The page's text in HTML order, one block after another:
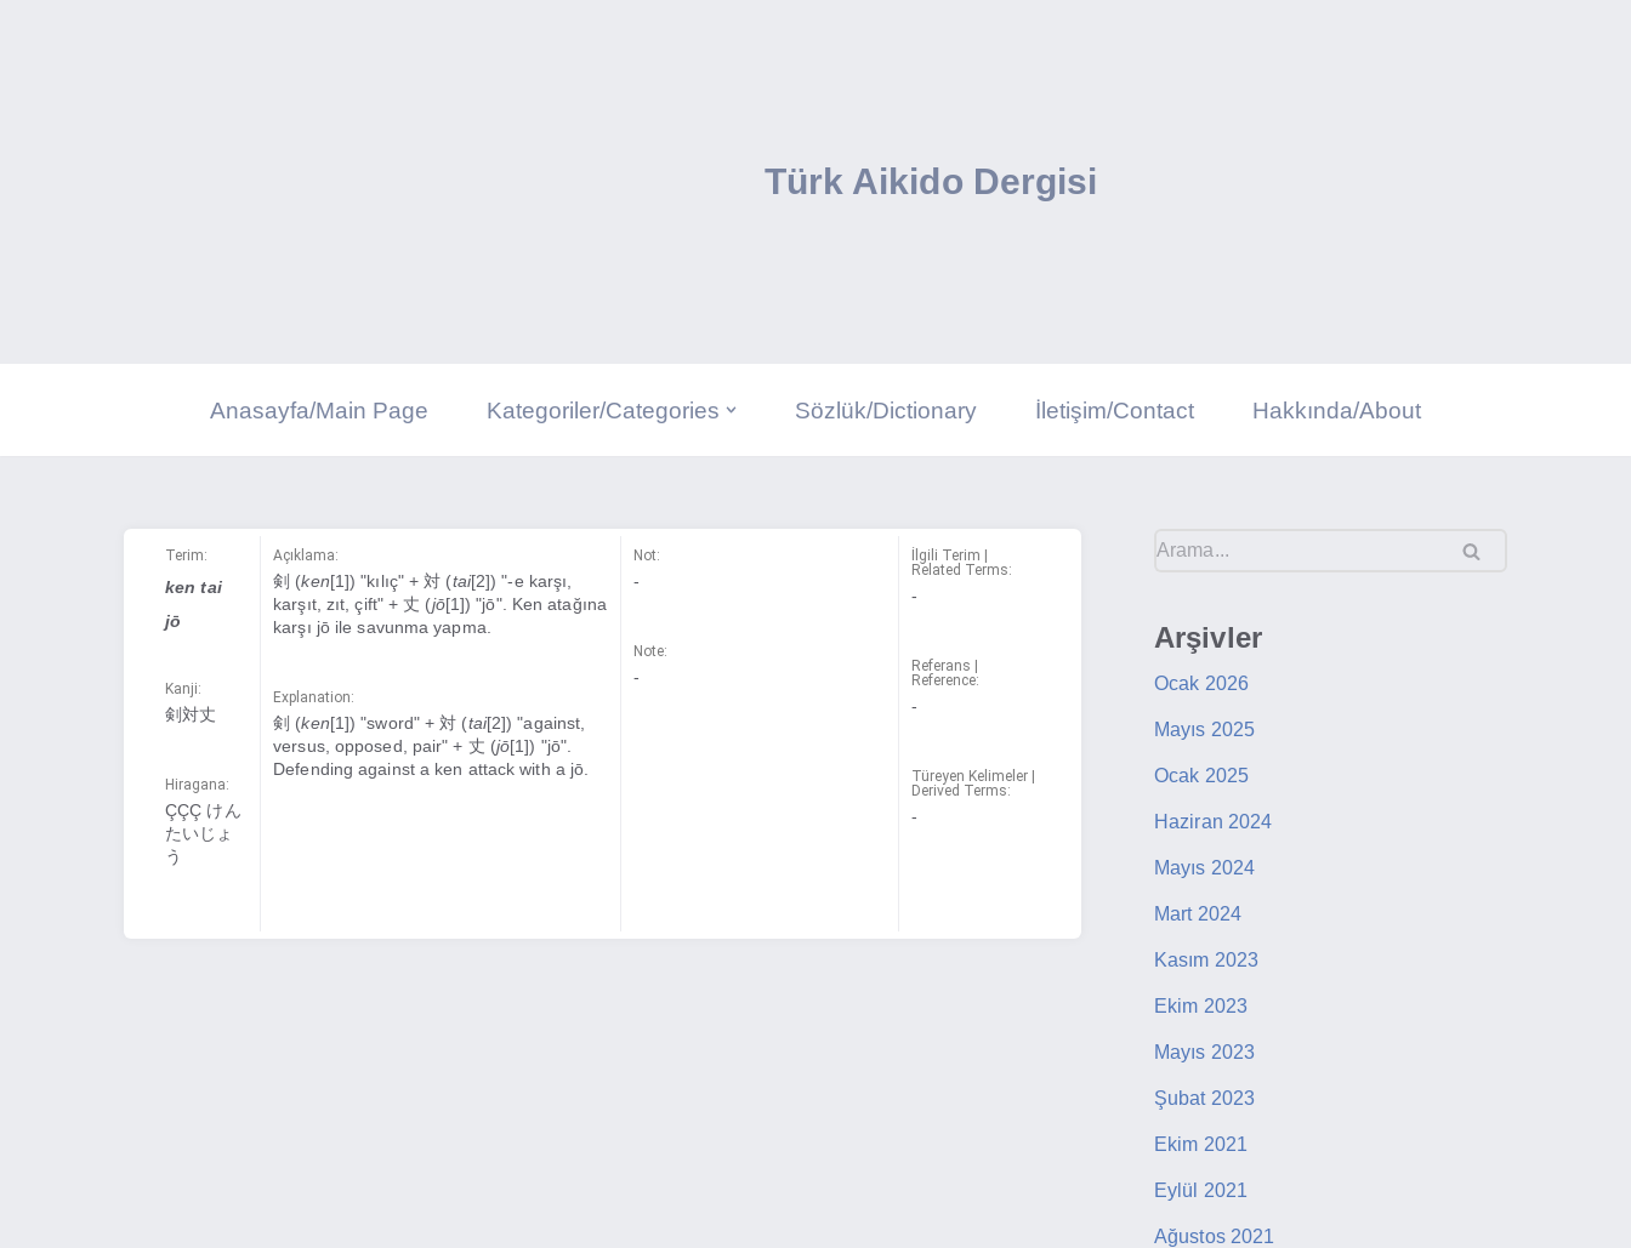
Türk Aikido Dergisi
Anasayfa/Main Page Kategoriler/Categories Sözlük/Dictionary İletişim/Contact Hakkında/About
Terim:
ken tai
jō
Kanji:
剣対丈
Hiragana:
ÇÇÇ けん
たいじょ
う
Açıklama:
剣 (ken[1]) "kılıç" + 対 (tai[2]) "-e karşı,
karşıt, zıt, çift" + 丈 (jō[1]) "jō". Ken atağına
karşı jō ile savunma yapma.
Explanation:
剣 (ken[1]) "sword" + 対 (tai[2]) "against,
versus, opposed, pair" + 丈 (jō[1]) "jō".
Defending against a ken attack with a jō.
Not:
-
Note:
-
İlgili Terim |
Related Terms:
-
Referans |
Reference:
-
Türeyen Kelimeler |
Derived Terms:
-
Arşivler
Ocak 2026
Mayıs 2025
Ocak 2025
Haziran 2024
Mayıs 2024
Mart 2024
Kasım 2023
Ekim 2023
Mayıs 2023
Şubat 2023
Ekim 2021
Eylül 2021
Ağustos 2021